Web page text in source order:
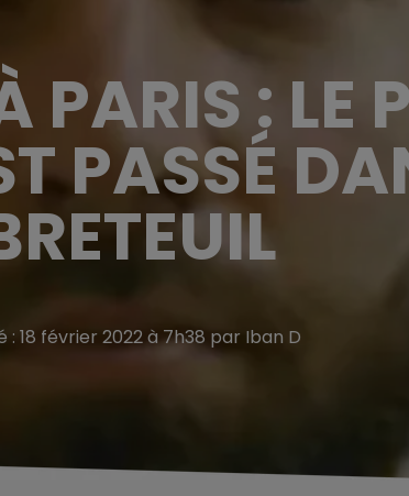
PARIS : LE
PASSÉ
: 18 février 2022 à 7h38 par Iban D